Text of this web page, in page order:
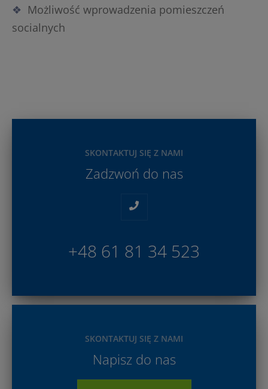
Możliwość wprowadzenia pomieszczeń
socialnych
SKONTAKTUJ SIĘ Z NAMI
Zadzwoń do nas
+48 61 81 34 523
SKONTAKTUJ SIĘ Z NAMI
Napisz do nas